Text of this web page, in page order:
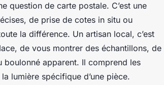
question de carte postale. C’est une
de prise de cotes in situ ou
la différence. Un artisan local, c’est
de vous montrer des échantillons, de
apparent. Il comprend les
lumière spécifique d’une pièce.